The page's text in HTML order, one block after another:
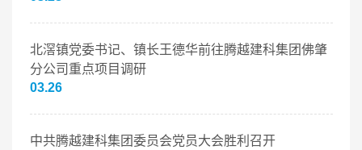
北滘镇党委书记、镇长王德华前往腾越建科集团佛肇
分公司重点项目调研
03.26
中共腾越建科集团委员会党员大会胜利召开